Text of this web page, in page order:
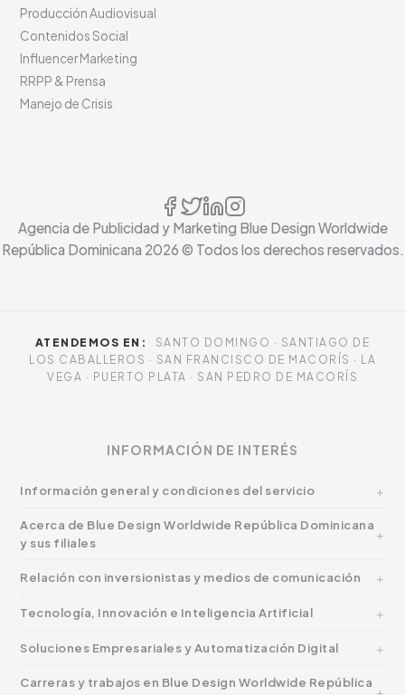
Producción Audiovisual
Contenidos Social
Influencer Marketing
RRPP & Prensa
Manejo de Crisis
Agencia de Publicidad y Marketing Blue Design Worldwide
República Dominicana 2026 © Todos los derechos reservados.
ATENDEMOS EN:
SANTO DOMINGO · SANTIAGO DE
LOS CABALLEROS · SAN FRANCISCO DE MACORÍS · LA
VEGA · PUERTO PLATA · SAN PEDRO DE MACORÍS
INFORMACIÓN DE INTERÉS
Información general y condiciones del servicio
Acerca de Blue Design Worldwide República Dominicana
y sus filiales
Relación con inversionistas y medios de comunicación
Tecnología, Innovación e Inteligencia Artificial
Soluciones Empresariales y Automatización Digital
Carreras y trabajos en Blue Design Worldwide República